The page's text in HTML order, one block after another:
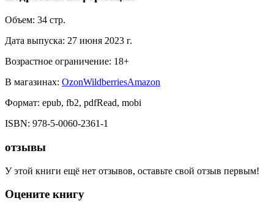
Объем: 34 стр.
Дата выпуска: 27 июня 2023 г.
Возрастное ограничение: 18+
В магазинах: OzonWildberriesAmazon
Формат: epub, fb2, pdfRead, mobi
ISBN: 978-5-0060-2361-1
отзывы
У этой книги ещё нет отзывов, оставьте свой отзыв первым!
Оцените книгу